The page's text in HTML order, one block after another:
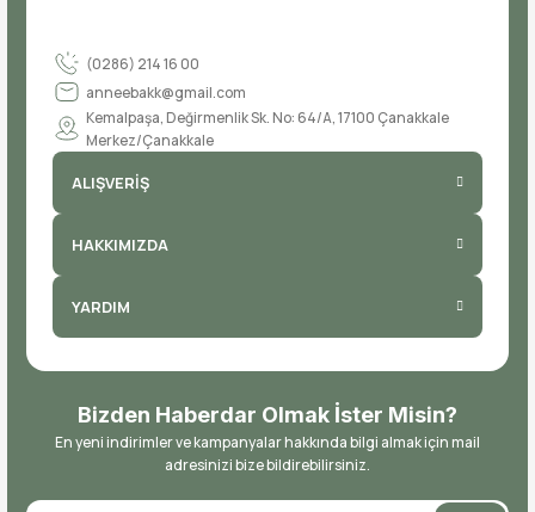
(0286) 214 16 00
anneebakk@gmail.com
Kemalpaşa, Değirmenlik Sk. No: 64/A, 17100 Çanakkale
Merkez/Çanakkale
ALIŞVERİŞ
HAKKIMIZDA
YARDIM
Bizden Haberdar Olmak İster Misin?
En yeni indirimler ve kampanyalar hakkında bilgi almak için mail
adresinizi bize bildirebilirsiniz.